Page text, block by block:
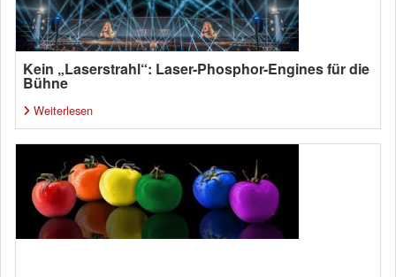
Kein „Laserstrahl“: Laser-Phosphor-Engines für die
Bühne
Weiterlesen